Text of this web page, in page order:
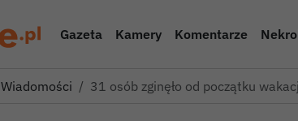
Gazeta Kamery Komentarze
Wiadomości 31 osób zginęło od początku